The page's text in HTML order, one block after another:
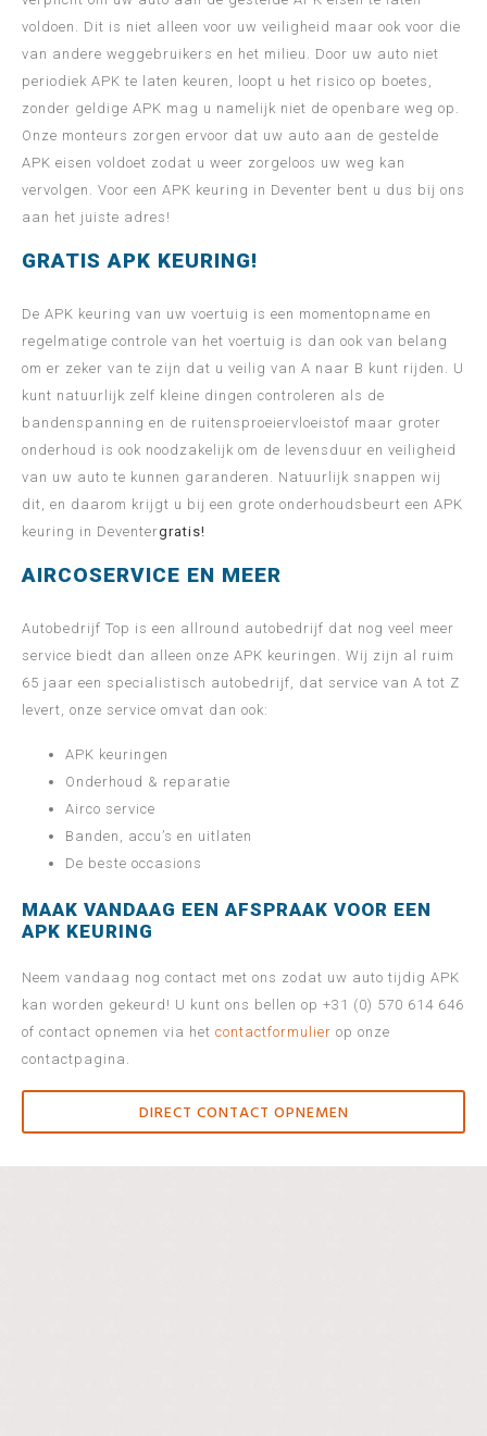
voldoen. Dit is niet alleen voor uw veiligheid maar ook voor die
van andere weggebruikers en het milieu. Door uw auto niet
periodiek APK te laten keuren, loopt u het risico op boetes,
zonder geldige APK mag u namelijk niet de openbare weg op.
Onze monteurs zorgen ervoor dat uw auto aan de gestelde
APK eisen voldoet zodat u weer zorgeloos uw weg kan
vervolgen. Voor een APK keuring in Deventer bent u dus bij ons
aan het juiste adres!
GRATIS APK KEURING!
De APK keuring van uw voertuig is een momentopname en
regelmatige controle van het voertuig is dan ook van belang
om er zeker van te zijn dat u veilig van A naar B kunt rijden. U
kunt natuurlijk zelf kleine dingen controleren als de
bandenspanning en de ruitensproeiervloeistof maar groter
onderhoud is ook noodzakelijk om de levensduur en veiligheid
van uw auto te kunnen garanderen. Natuurlijk snappen wij
dit, en daarom krijgt u bij een grote onderhoudsbeurt een APK
keuring in Deventergratis!
AIRCOSERVICE EN MEER
Autobedrijf Top is een allround autobedrijf dat nog veel meer
service biedt dan alleen onze APK keuringen. Wij zijn al ruim
65 jaar een specialistisch autobedrijf, dat service van A tot Z
levert, onze service omvat dan ook:
APK keuringen
Onderhoud & reparatie
Airco service
Banden, accu’s en uitlaten
De beste occasions
MAAK VANDAAG EEN AFSPRAAK VOOR EEN
APK KEURING
Neem vandaag nog contact met ons zodat uw auto tijdig APK
kan worden gekeurd! U kunt ons bellen op +31 (0) 570 614 646
of contact opnemen via het contactformulier op onze
contactpagina.
DIRECT CONTACT OPNEMEN